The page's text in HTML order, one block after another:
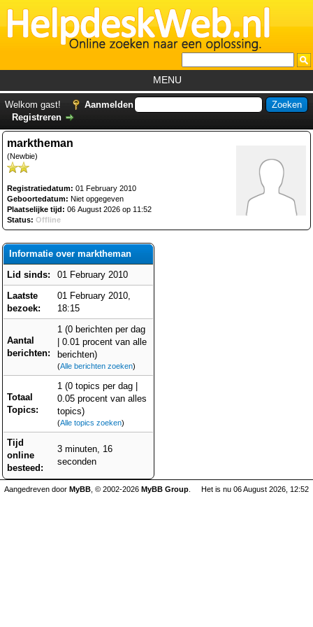
MENU
GemistDownloader
Welkom gast!
Aanmelden
Registreren
marktheman
(Newbie)
Registratiedatum: 01 February 2010
Geboortedatum: Niet opgegeven
Plaatselijke tijd: 06 August 2026 op 11:52
Status: Offline
Informatie over marktheman
Lid sinds:
01 February 2010
Laatste
bezoek:
01 February 2010,
18:15
Aantal
berichten:
1 (0 berichten per dag
| 0.01 procent van alle
berichten)
(Alle berichten zoeken)
Totaal
Topics:
1 (0 topics per dag |
0.05 procent van alles
topics)
(Alle topics zoeken)
Tijd
online
besteed:
3 minuten, 16
seconden
Het is nu 06 August 2026, 12:52
Aangedreven door MyBB , © 2002-2026 MyBB Group